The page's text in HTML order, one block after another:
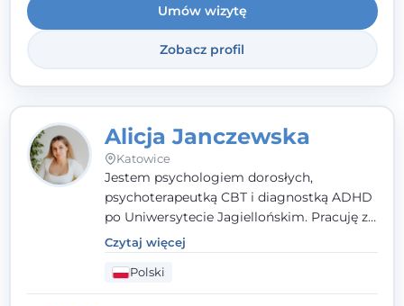
Umów wizytę
Zobacz profil
Alicja Janczewska
Katowice
Jestem psychologiem dorosłych,
psychoterapeutką CBT i diagnostką ADHD
po Uniwersytecie Jagiellońskim. Pracuję z
dorosłymi, młodzieżą i dziećmi, opierając
pomoc na zrozumieniu indywidualnych
potrzeb i więzi zbudowanej na zaufaniu.
Terapia to dla mnie bezpieczne miejsce, w
Czytaj więcej
Polski